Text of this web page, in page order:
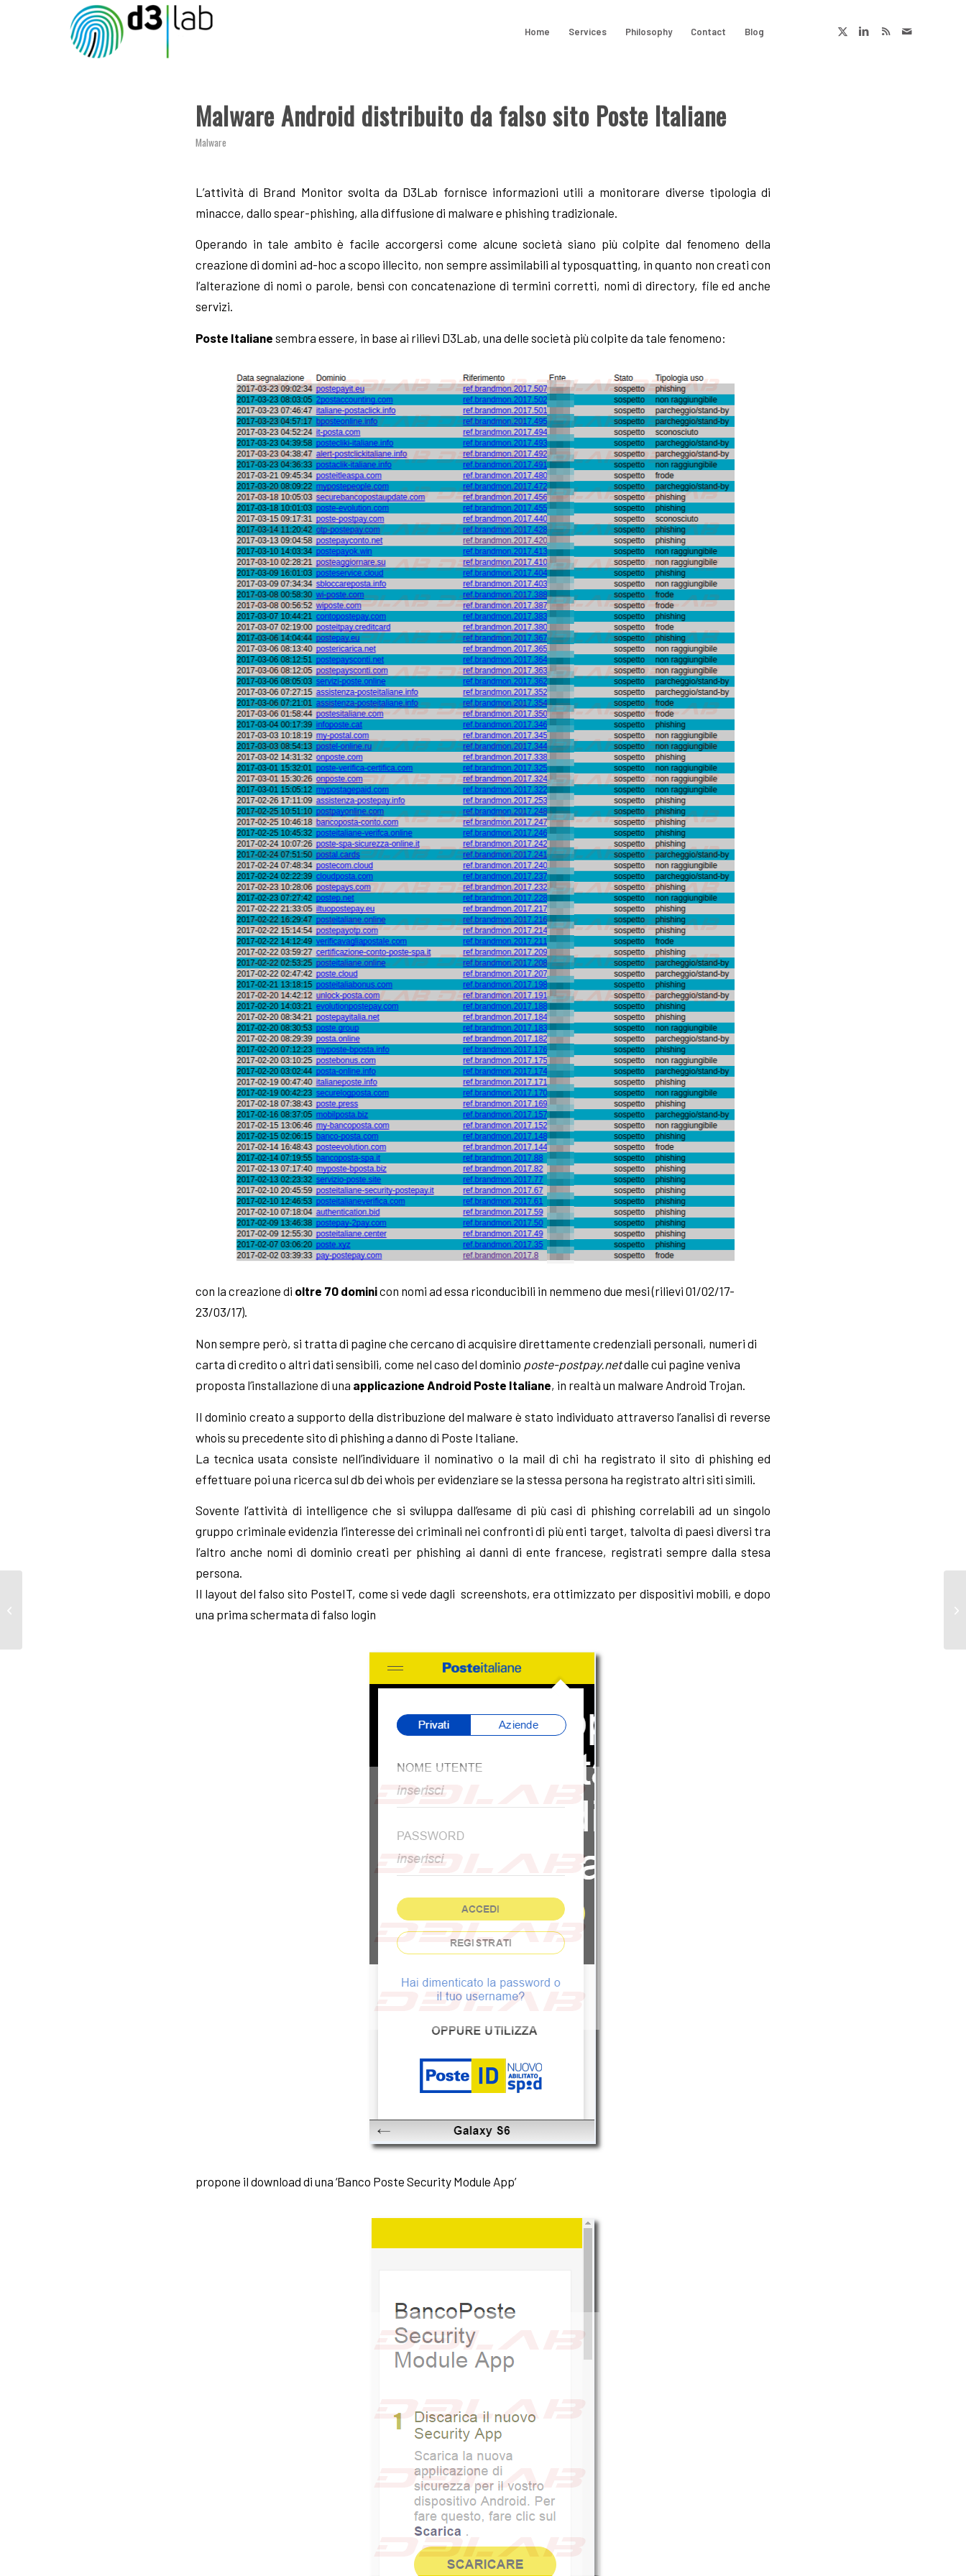
Home Services Philosophy Contact Blog
Malware Android distribuito da falso sito Poste Italiane
Malware
L’attività di Brand Monitor svolta da D3Lab fornisce informazioni utili a monitorare diverse tipologia di
minacce, dallo spear-phishing, alla diffusione di malware e phishing tradizionale.
Operando in tale ambito è facile accorgersi come alcune società siano più colpite dal fenomeno della
creazione di domini ad-hoc a scopo illecito, non sempre assimilabili al typosquatting, in quanto non creati con
l’alterazione di nomi o parole, bensì con concatenazione di termini corretti, nomi di directory, file ed anche
servizi.
Poste Italiane sembra essere, in base ai rilievi D3Lab, una delle società più colpite da tale fenomeno:
con la creazione di oltre 70 dominicon nomi ad essa riconducibili in nemmeno due mesi (rilievi 01/02/17-
23/03/17).
Non sempre però, si tratta di pagine che cercano di acquisire direttamente credenziali personali, numeri di
carta di credito o altri dati sensibili, come nel caso del dominio poste-postpay.netdalle cui pagine veniva
proposta l’installazione di una applicazione Android Poste Italiane, in realtà un malware Android Trojan.
Il dominio creato a supporto della distribuzione del malware è stato individuato attraverso l’analisi di reverse
whois su precedente sito di phishing a danno di Poste Italiane.
La tecnica usata consiste nell’individuare il nominativo o la mail di chi ha registrato il sito di phishing ed
effettuare poi una ricerca sul db dei whois per evidenziare se la stessa persona ha registrato altri siti simili.
Sovente l’attività di intelligence che si sviluppa dall’esame di più casi di phishing correlabili ad un singolo
gruppo criminale evidenzia l’interesse dei criminali nei confronti di più enti target, talvolta di paesi diversi tra
l’altro anche nomi di dominio creati per phishing ai danni di ente francese, registrati sempre dalla stesa
persona.
Il layout del falso sito PosteIT, come si vede dagli screenshots, era ottimizzato per dispositivi mobili, e dopo
una prima schermata di falso login
propone il download di una ‘Banco Poste Security Module App’